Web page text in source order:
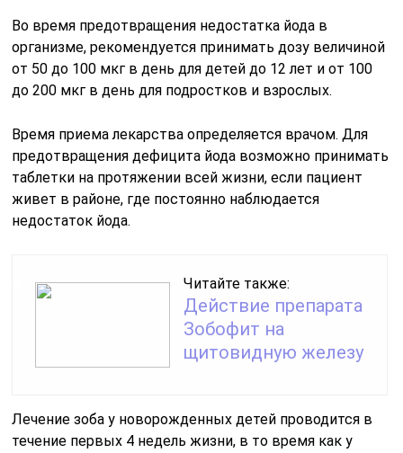
Во время предотвращения недостатка йода в
организме, рекомендуется принимать дозу величиной
от 50 до 100 мкг в день для детей до 12 лет и от 100
до 200 мкг в день для подростков и взрослых.
Время приема лекарства определяется врачом. Для
предотвращения дефицита йода возможно принимать
таблетки на протяжении всей жизни, если пациент
живет в районе, где постоянно наблюдается
недостаток йода.
Читайте также:
Действие препарата
Зобофит на
щитовидную железу
Лечение зоба у новорожденных детей проводится в
течение первых 4 недель жизни, в то время как у